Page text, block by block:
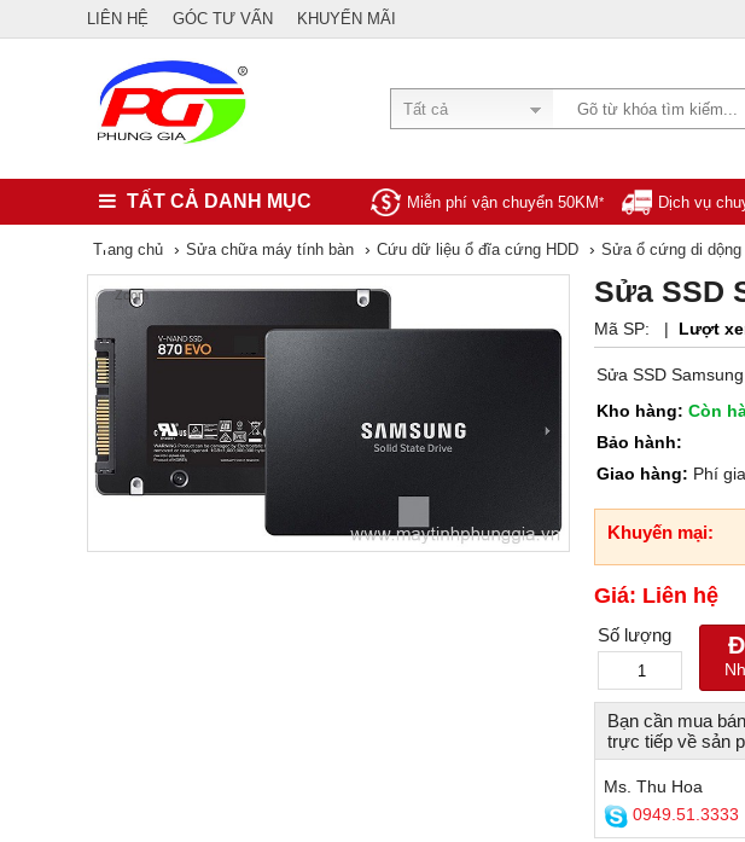
LIÊN HỆ GÓC TƯ VẤN KHUYẾN MÃI
Tất cả
TẤT CẢ DANH MỤC Miễn phí vận chuyển 50KM* Dịch vụ
Trang chủ › Sửa chữa máy tính bàn › Cứu dữ liệu ổ đĩa cứng HDD › Sửa ổ cứng di dộng
Zoom Sửa SSD
Mã SP: | Lượt
Sửa SSD
Kho hàng: Còn
Bảo hành:
Giao hàng: Phí
Khuyến mại:
Giá: Liên hệ
Số lượng
Bạn cần mua
trực tiếp về sản
Ms. Thu Hoa
0949.51.3333